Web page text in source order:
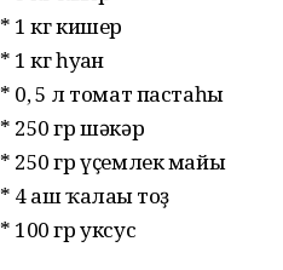
* 1 кг кишер
* 1 кг һуған
* 0, 5 л томат пастаһы
* 250 гр шәкәр
* 250 гр үҫемлек майы
* 4 аш ҡалағы тоҙ
* 100 гр уксус